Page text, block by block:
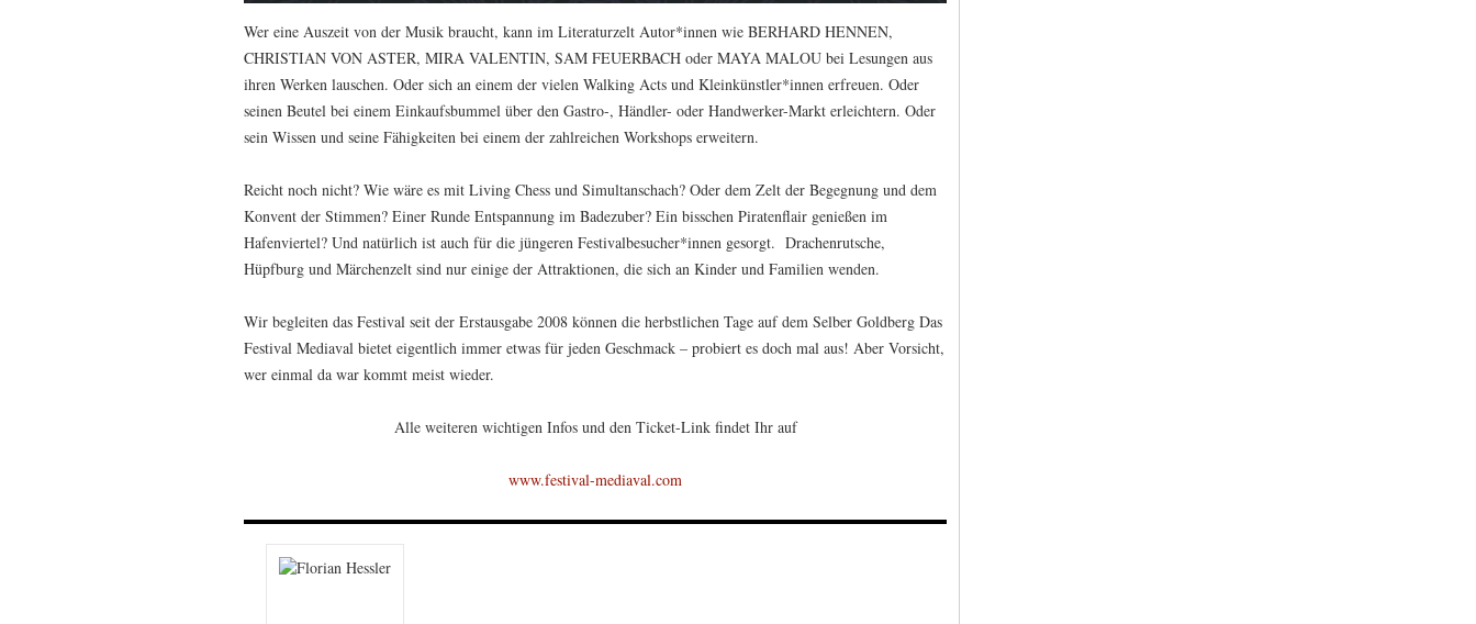
Wer eine Auszeit von der Musik braucht, kann im Literaturzelt Autor*innen wie BERHARD HENNEN,
CHRISTIAN VON ASTER, MIRA VALENTIN, SAM FEUERBACH oder MAYA MALOU bei Lesungen aus
ihren Werken lauschen. Oder sich an einem der vielen Walking Acts und Kleinkünstler*innen erfreuen. Oder
seinen Beutel bei einem Einkaufsbummel über den Gastro-, Händler- oder Handwerker-Markt erleichtern. Oder
sein Wissen und seine Fähigkeiten bei einem der zahlreichen Workshops erweitern.
Reicht noch nicht? Wie wäre es mit Living Chess und Simultanschach? Oder dem Zelt der Begegnung und dem
Konvent der Stimmen? Einer Runde Entspannung im Badezuber? Ein bisschen Piratenflair genießen im
Hafenviertel? Und natürlich ist auch für die jüngeren Festivalbesucher*innen gesorgt. Drachenrutsche,
Hüpfburg und Märchenzelt sind nur einige der Attraktionen, die sich an Kinder und Familien wenden.
Wir begleiten das Festival seit der Erstausgabe 2008 können die herbstlichen Tage auf dem Selber Goldberg Das
Festival Mediaval bietet eigentlich immer etwas für jeden Geschmack – probiert es doch mal aus! Aber Vorsicht,
wer einmal da war kommt meist wieder.
Alle weiteren wichtigen Infos und den Ticket-Link findet Ihr auf
www.festival-mediaval.com